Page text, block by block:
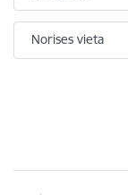
Norises vieta